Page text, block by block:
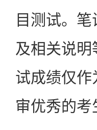
目测试。
及相关说
试成绩仅
审优秀的